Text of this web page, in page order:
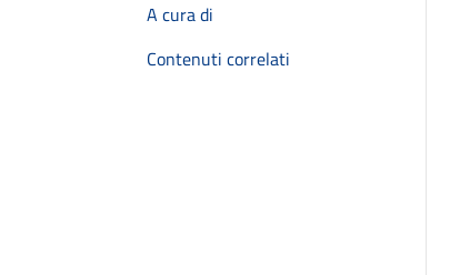
A cura di
Contenuti correlati